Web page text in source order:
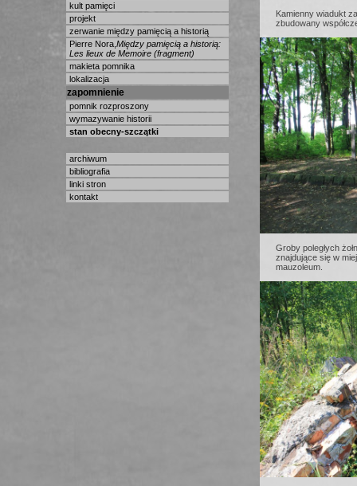
kult pamięci
projekt
zerwanie między pamięcią a historią
Pierre Nora, Między pamięcią a historią:
Les lieux de Memoire (fragment)
makieta pomnika
lokalizacja
zapomnienie
pomnik rozproszony
wymazywanie historii
stan obecny-szczątki
archiwum
bibliografia
linki stron
kontakt
Kamienny wiadukt
zbudowany
Groby poległych
znajdujące się w
mauzoleum.